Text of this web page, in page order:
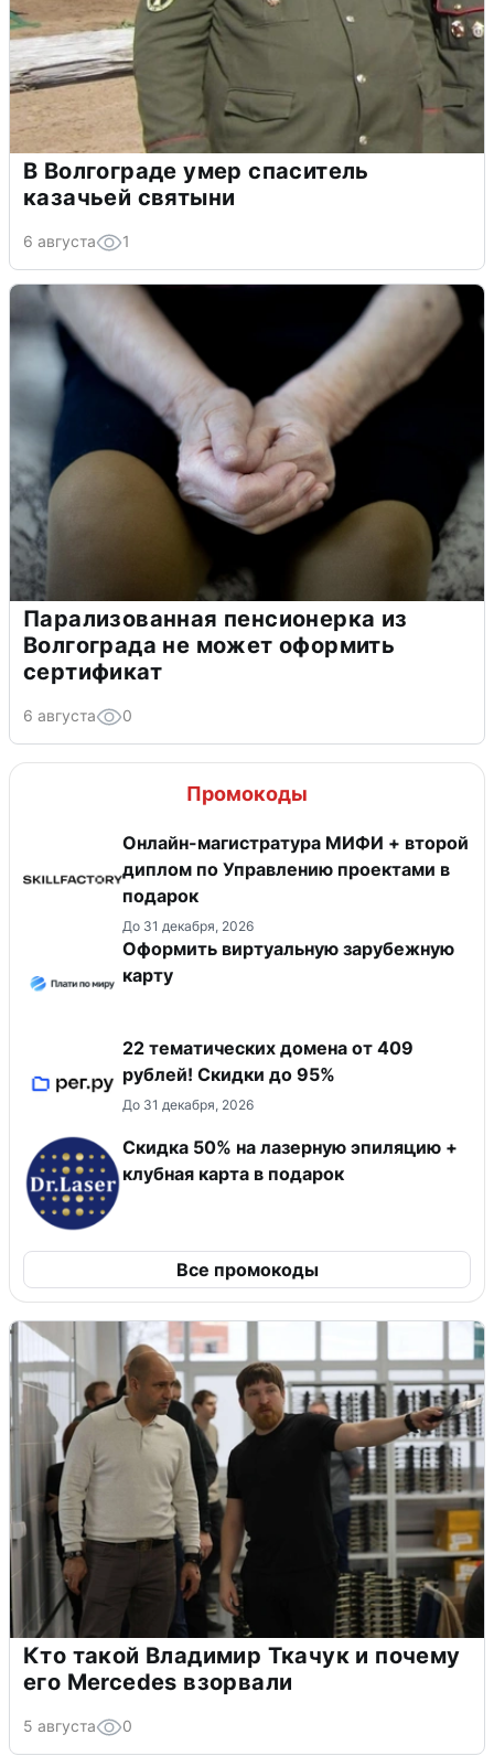
В Волгограде умер спаситель
казачьей святыни
6 августа 1
Парализованная пенсионерка из
Волгограда не может оформить
сертификат
6 августа 0
Промокоды
Онлайн-магистратура МИФИ + второй
диплом по Управлению проектами в
подарок
До 31 декабря, 2026
Оформить виртуальную зарубежную
карту
22 тематических домена от 409
рублей! Скидки до 95%
До 31 декабря, 2026
Скидка 50% на лазерную эпиляцию +
клубная карта в подарок
Все промокоды
Кто такой Владимир Ткачук и почему
его Mercedes взорвали
5 августа 0